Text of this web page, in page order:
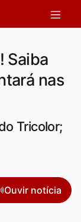
Saiba
nas
Tricolor;
Ouvir notícia